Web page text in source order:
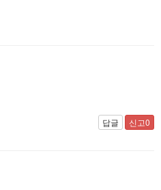
답글 신고0